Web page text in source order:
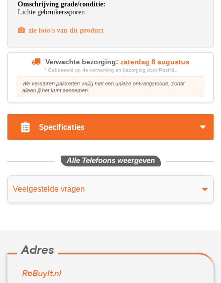
Omschrijving grade/conditie:
Lichte gebruikerssporen
zie foto's van dit product
Verwachte bezorging: zaterdag 8 augustus
* Gebaseerd op de verwerking en bezorging door PostNL.
We versturen pakketten veilig met een unieke ontvangstcode, zodat
alleen jij het kunt aannemen.
Specificaties
Alle Telefoons weergeven
Veelgestelde vragen
Adres
ReBuyIt.nl